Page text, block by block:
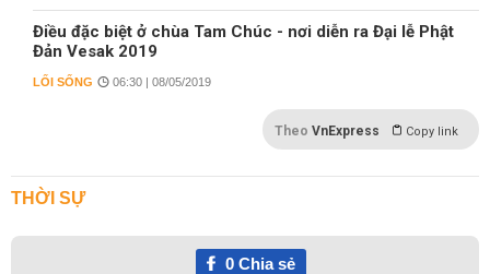
Điều đặc biệt ở chùa Tam Chúc - nơi diễn ra Đại lễ Phật
Đản Vesak 2019
LỐI SỐNG 06:30 | 08/05/2019
Theo VnExpress Copy link
THỜI SỰ
0Chia sẻ